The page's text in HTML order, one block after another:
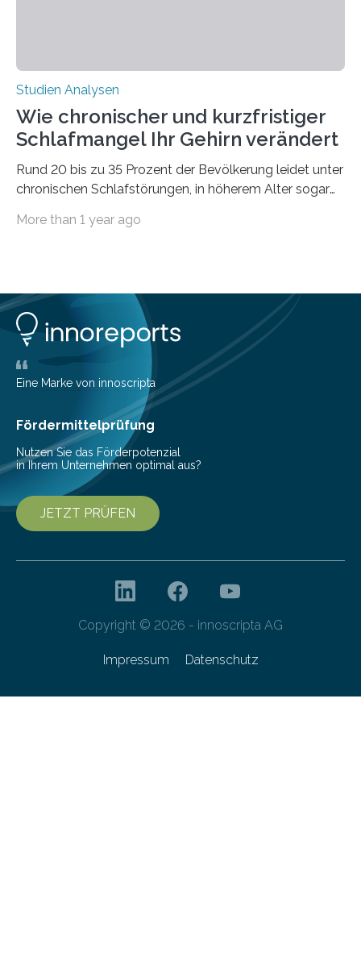
Studien Analysen
Wie chronischer und kurzfristiger
Schlafmangel Ihr Gehirn verändert
Rund 20 bis zu 35 Prozent der Bevölkerung leidet unter
chronischen Schlafstörungen, in höherem Alter sogar
Erwachsene kennt zudem ein kurzfristiges Schlafdefizit:
Forscher:innen konnten in einer aktuellen Metastudie
zeigen, dass sich die jeweils beteiligten Gehirnregionen
deutlich unterscheiden. Die Ergebnisse der Studie
wurden im Fachmagazin JAMA Psychiatry
veröffentlicht. „Schlechter…
More than 1 year ago
Eine Marke von innoscripta
Fördermittelprüfung
Nutzen Sie das Förderpotenzial
in Ihrem Unternehmen optimal aus?
JETZT PRÜFEN
Copyright © 2026 - innoscripta AG
Impressum Datenschutz